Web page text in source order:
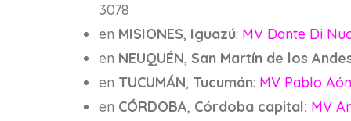
3078
en MISIONES, Iguazú: MV Dante Di
en NEUQUÉN, San Martín de los
en TUCUMÁN, Tucumán: MV Pablo Aón
en CÓRDOBA, Córdoba capital: MV